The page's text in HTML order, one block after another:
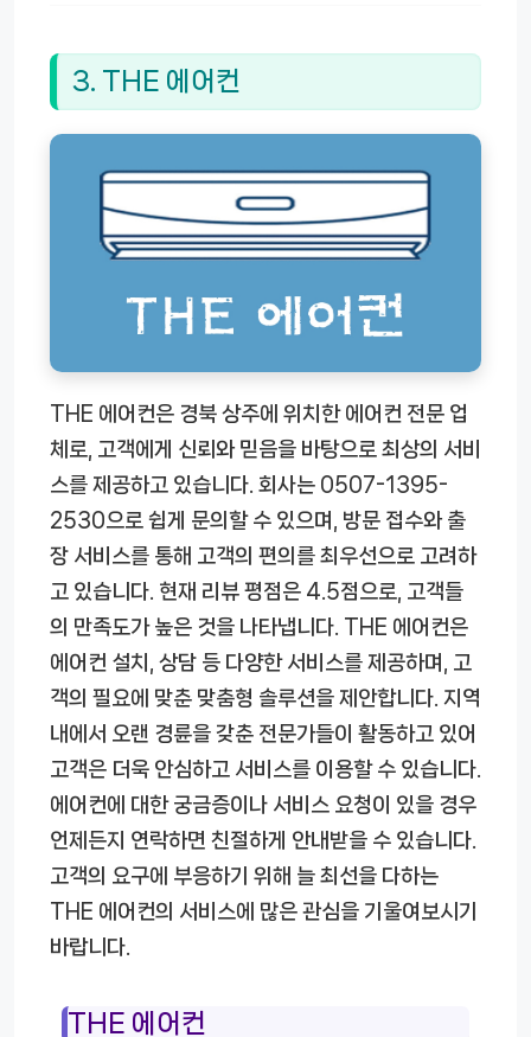
3. THE 에어컨
THE 에어컨은 경북 상주에 위치한 에어컨 전문 업
체로, 고객에게 신뢰와 믿음을 바탕으로 최상의 서비
스를 제공하고 있습니다. 회사는 0507-1395-
2530으로 쉽게 문의할 수 있으며, 방문 접수와 출
장 서비스를 통해 고객의 편의를 최우선으로 고려하
고 있습니다. 현재 리뷰 평점은 4.5점으로, 고객들
의 만족도가 높은 것을 나타냅니다. THE 에어컨은
에어컨 설치, 상담 등 다양한 서비스를 제공하며, 고
객의 필요에 맞춘 맞춤형 솔루션을 제안합니다. 지역
내에서 오랜 경륜을 갖춘 전문가들이 활동하고 있어
고객은 더욱 안심하고 서비스를 이용할 수 있습니다.
에어컨에 대한 궁금증이나 서비스 요청이 있을 경우
언제든지 연락하면 친절하게 안내받을 수 있습니다.
고객의 요구에 부응하기 위해 늘 최선을 다하는
THE 에어컨의 서비스에 많은 관심을 기울여보시기
바랍니다.
THE 에어컨